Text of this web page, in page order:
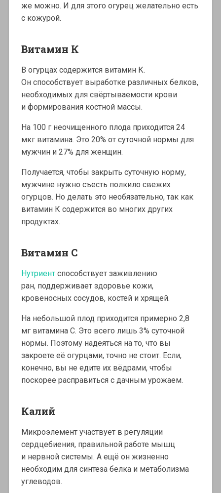
же можно. И для этого огурец желательно есть
с кожурой.
Витамин К
В огурцах содержится витамин К.
Он способствует выработке различных белков,
необходимых для свёртываемости крови
и формирования костной массы.
На 100 г неочищенного плода приходится 24
мкг витамина. Это 20% от суточной нормы для
мужчин и 27% для женщин.
Получается, чтобы закрыть суточную норму,
мужчине нужно съесть полкило свежих
огурцов. Но делать это необязательно, так как
витамин К содержится во многих других
продуктах.
Витамин С
Нутриентспособствует заживлению
ран, поддерживает здоровье кожи,
кровеносных сосудов, костей и хрящей.
На небольшой плод приходится примерно 2,8
мг витамина С. Это всего лишь 3% суточной
нормы. Поэтому надеяться на то, что вы
закроете её огурцами, точно не стоит. Если,
конечно, вы не едите их вёдрами, чтобы
поскорее расправиться с дачным урожаем.
Калий
Микроэлемент участвует в регуляции
сердцебиения, правильной работе мышц
и нервной системы. А ещё он жизненно
необходим для синтеза белка и метаболизма
углеводов.